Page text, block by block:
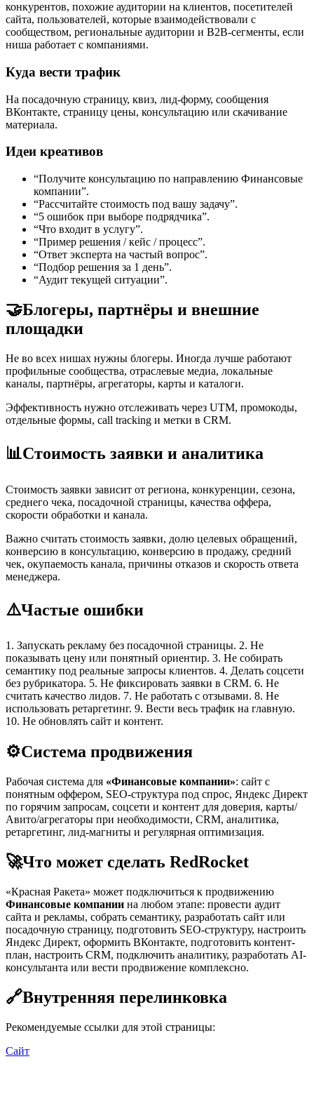
конкурентов, похожие аудитории на клиентов, посетителей
сайта, пользователей, которые взаимодействовали с
сообществом, региональные аудитории и B2B-сегменты, если
ниша работает с компаниями.
Куда вести трафик
На посадочную страницу, квиз, лид-форму, сообщения
ВКонтакте, страницу цены, консультацию или скачивание
материала.
Идеи креативов
“Получите консультацию по направлению Финансовые
компании”.
“Рассчитайте стоимость под вашу задачу”.
“5 ошибок при выборе подрядчика”.
“Что входит в услугу”.
“Пример решения / кейс / процесс”.
“Ответ эксперта на частый вопрос”.
“Подбор решения за 1 день”.
“Аудит текущей ситуации”.
🤝Блогеры, партнёры и внешние
площадки
Не во всех нишах нужны блогеры. Иногда лучше работают
профильные сообщества, отраслевые медиа, локальные
каналы, партнёры, агрегаторы, карты и каталоги.
Эффективность нужно отслеживать через UTM, промокоды,
отдельные формы, call tracking и метки в CRM.
📊Стоимость заявки и аналитика
Стоимость заявки зависит от региона, конкуренции, сезона,
среднего чека, посадочной страницы, качества оффера,
скорости обработки и канала.
Важно считать стоимость заявки, долю целевых обращений,
конверсию в консультацию, конверсию в продажу, средний
чек, окупаемость канала, причины отказов и скорость ответа
менеджера.
⚠️Частые ошибки
1. Запускать рекламу без посадочной страницы. 2. Не
показывать цену или понятный ориентир. 3. Не собирать
семантику под реальные запросы клиентов. 4. Делать соцсети
без рубрикатора. 5. Не фиксировать заявки в CRM. 6. Не
считать качество лидов. 7. Не работать с отзывами. 8. Не
использовать ретаргетинг. 9. Вести весь трафик на главную.
10. Не обновлять сайт и контент.
⚙️Система продвижения
Рабочая система для «Финансовые компании»: сайт с
понятным оффером, SEO-структура под спрос, Яндекс Директ
по горячим запросам, соцсети и контент для доверия, карты/
Авито/агрегаторы при необходимости, CRM, аналитика,
ретаргетинг, лид-магниты и регулярная оптимизация.
🚀Что может сделать RedRocket
«Красная Ракета» может подключиться к продвижению
Финансовые компании на любом этапе: провести аудит
сайта и рекламы, собрать семантику, разработать сайт или
посадочную страницу, подготовить SEO-структуру, настроить
Яндекс Директ, оформить ВКонтакте, подготовить контент-
план, настроить CRM, подключить аналитику, разработать AI-
консультанта или вести продвижение комплексно.
🔗Внутренняя перелинковка
Рекомендуемые ссылки для этой страницы:
Сайт